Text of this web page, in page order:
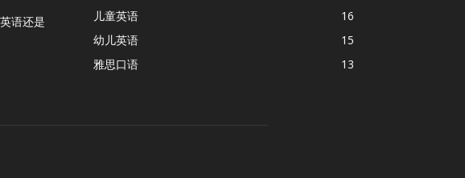
语还是
儿童英语
16
幼儿英语
15
雅思口语
13